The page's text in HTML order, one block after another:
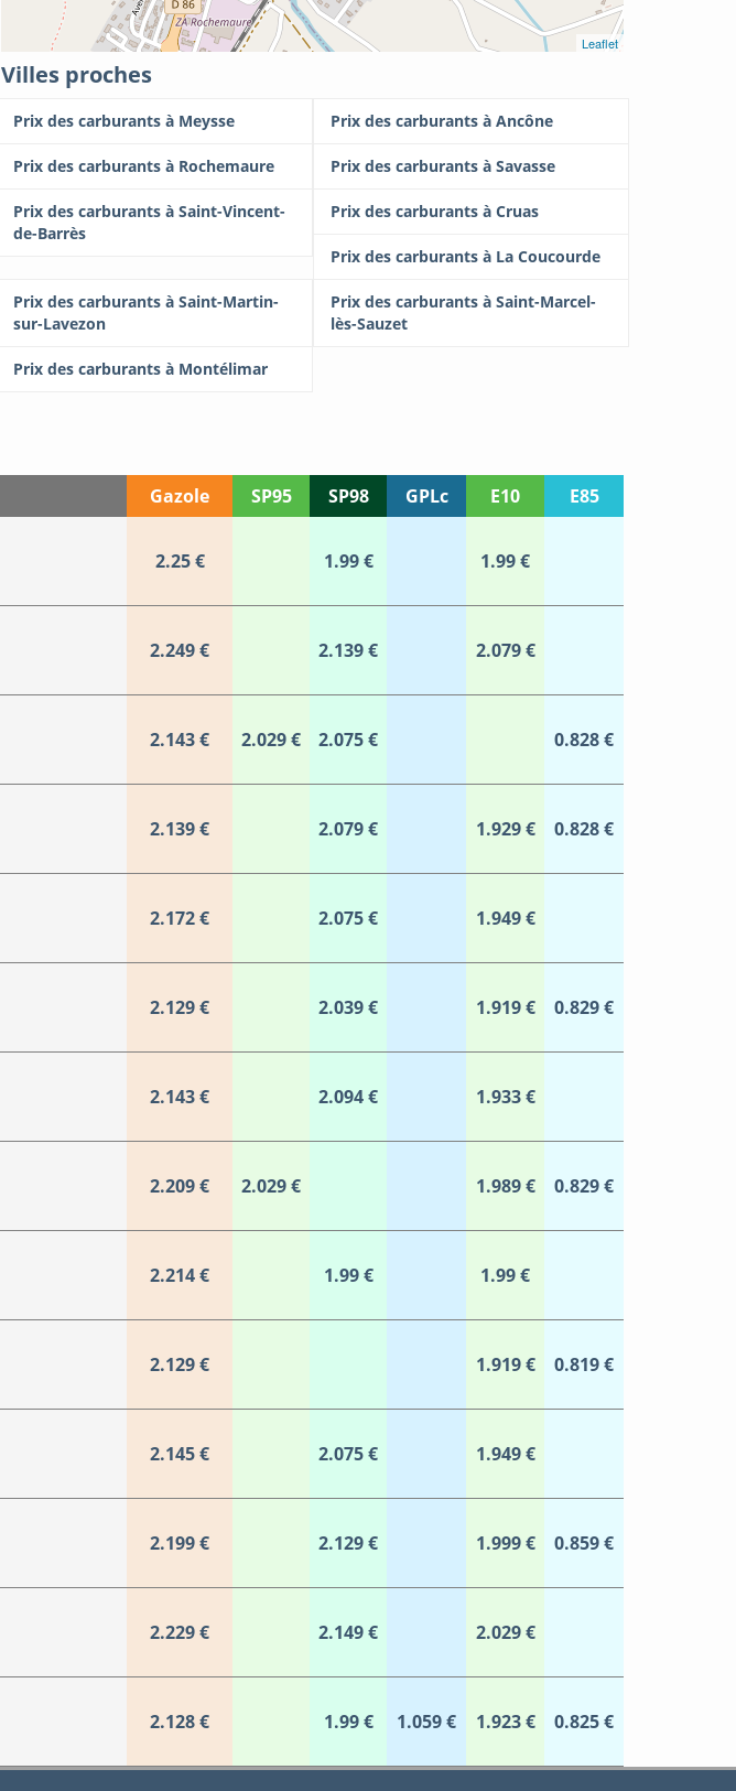
Leaflet
Villes proches
Prix des carburants à Meysse Prix des carburants à Ancône
Prix des carburants à Rochemaure Prix des carburants à Savasse
Prix des carburants à Saint-Vincent-
de-Barrès
Prix des carburants à Cruas
Prix des carburants à La Coucourde
Prix des carburants à Saint-Martin-
sur-Lavezon
Prix des carburants à Saint-Marcel-
lès-Sauzet
Prix des carburants à Montélimar
Gazole SP95 SP98 GPLc E10
E85
2.25 € 1.99 € 1.99 €
2.249 € 2.139 € 2.079 €
2.143 € 2.029 € 2.075 € 0.828 €
2.139 € 2.079 € 1.929 € 0.828 €
2.172 € 2.075 € 1.949 €
2.129 € 2.039 € 1.919 € 0.829 €
2.143 € 2.094 € 1.933 €
2.209 € 2.029 € 1.989 € 0.829 €
2.214 € 1.99 € 1.99 €
2.129 € 1.919 € 0.819 €
2.145 € 2.075 € 1.949 €
2.199 € 2.129 € 1.999 € 0.859 €
2.229 € 2.149 € 2.029 €
2.128 € 1.99 € 1.059 € 1.923 € 0.825 €